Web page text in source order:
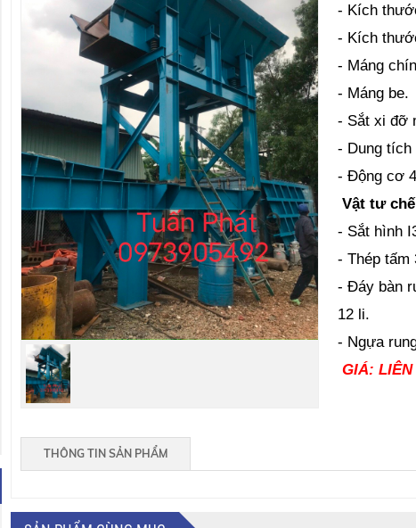
- Kích
- Kích
- Máng
- Máng be.
- Sắt xi đỡ
- Dung tích
- Động cơ
Vật tư
- Sắt hình
- Thép tấm
- Đáy bàn
12 li.
- Ngựa
GIÁ: LIÊN
THÔNG TIN SẢN PHẨM